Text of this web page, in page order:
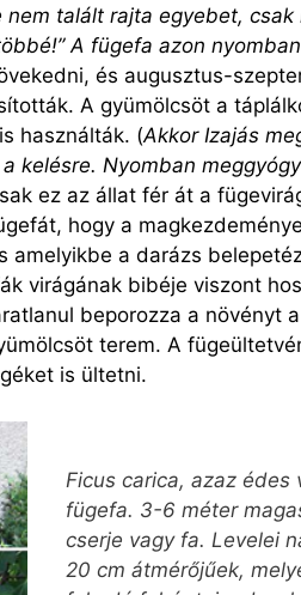
talált rajta egyebet, csak
A fügefa azon
és augusztus-
A gyümölcsöt a
használták. (Akkor Izajás
kelésre. Nyomban
ez az állat fér át a
hogy a
a darázs
virágának bibéje viszont
beporozza a növényt
terem. A
is ültetni.
Ficus carica, azaz édes
fügefa. 3-6 méter
cserje vagy fa. Levelei
20 cm átmérőjűek,